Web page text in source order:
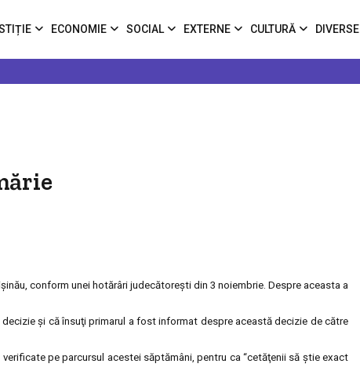
ECONOMIE SOCIAL EXTERNE CULTURĂ DIVERSE
conform unei hotărâri judecătoreşti din 3 noiembrie. Despre aceasta a
şi că însuţi primarul a fost informat despre această decizie de către
verificate pe parcursul acestei săptămâni, pentru ca “cetăţenii să ştie exact